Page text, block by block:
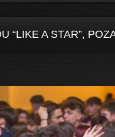
“LIKE A STAR”,